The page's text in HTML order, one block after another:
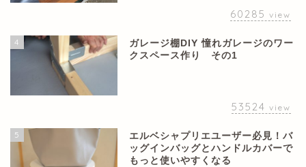
60285 view
4
ガレージ棚DIY 憧れガレージのワー
クスペース作り その1
53524 view
5
エルベシャプリエユーザー必見！バ
ッグインバッグとハンドルカバーで
もっと使いやすくなる